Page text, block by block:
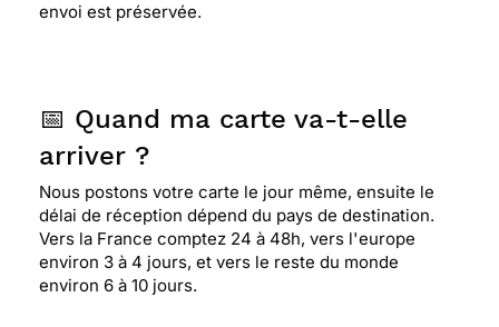
envoi est préservée.
📅 Quand ma carte va-t-elle
arriver ?
Nous postons votre carte le jour même, ensuite le
délai de réception dépend du pays de destination.
Vers la France comptez 24 à 48h, vers l'europe
environ 3 à 4 jours, et vers le reste du monde
environ 6 à 10 jours.